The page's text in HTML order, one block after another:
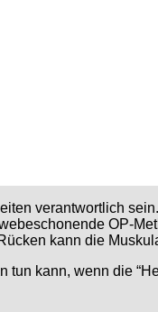
verantwortlich
OP-
kann die
kann, wenn die